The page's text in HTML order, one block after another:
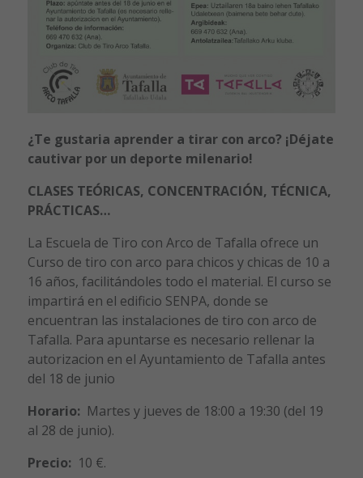
¿Te gustaria aprender a tirar con arco? ¡Déjate
cautivar por un deporte milenario!
CLASES TEÓRICAS, CONCENTRACIÓN, TÉCNICA,
PRÁCTICAS…
La Escuela de Tiro con Arco de Tafalla ofrece un
Curso de tiro con arco para chicos y chicas de 10 a
16 años, facilitándoles todo el material. El curso se
impartirá en el edificio SENPA, donde se
encuentran las instalaciones de tiro con arco de
Tafalla. Para apuntarse es necesario rellenar la
autorizacion en el Ayuntamiento de Tafalla antes
del 18 de junio
Horario: Martes y jueves de 18:00 a 19:30 (del 19
al 28 de junio).
Precio: 10 €.